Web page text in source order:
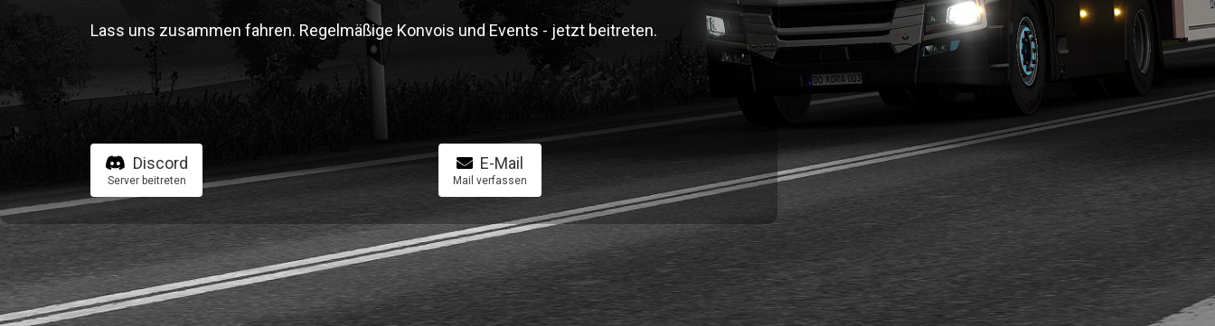
Lass uns zusammen fahren. Regelmäßige Konvois und Events - jetzt beitreten.
Discord
Server beitreten
E-Mail
Mail verfassen